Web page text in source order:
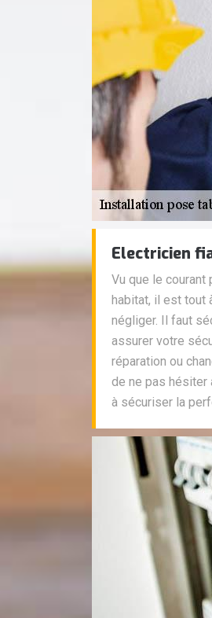
Electricien
Vu que le courant
habitat, il est tout
négliger. Il faut
assurer votre
réparation ou
de ne pas hésiter
à sécuriser la